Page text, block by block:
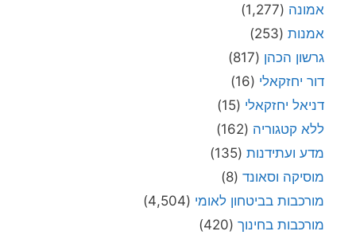
אמונה (1,277)
אמנות (253)
גרשון הכהן (817)
דור יחזקאלי (16)
דניאל יחזקאלי (15)
ללא קטגוריה (162)
מדע ועתידנות (135)
מוסיקה וסאונד (8)
מורכבות בביטחון לאומי (4,504)
מורכבות בחינוך (420)